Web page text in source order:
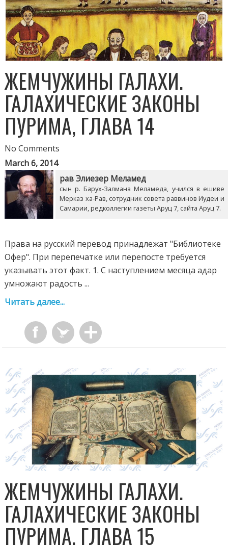
ЖЕМЧУЖИНЫ ГАЛАХИ.
ГАЛАХИЧЕСКИЕ ЗАКОНЫ
ПУРИМА, ГЛАВА 14
No Comments
March 6, 2014
рав Элиезер Меламед
сын р. Барух-Залмана Меламеда, учился в ешиве
Мерказ ха-Рав, сотрудник совета раввинов Иудеи и
Самарии, редколлегии газеты Аруц 7, сайта Аруц 7.
Права на русский перевод принадлежат "Библиотеке
Офер". При перепечатке или перепосте требуется
указывать этот факт. 1. С наступлением месяца адар
умножают радость ...
Читать далее...
ЖЕМЧУЖИНЫ ГАЛАХИ.
ГАЛАХИЧЕСКИЕ ЗАКОНЫ
ПУРИМА, ГЛАВА 15